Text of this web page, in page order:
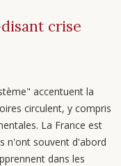
crise
accentuent la
circulent, y compris
La France est
n'ont souvent d'abord
dans les